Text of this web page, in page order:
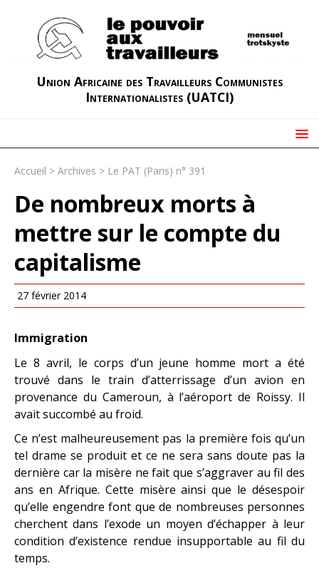
Union Africaine des Travailleurs Communistes
Internationalistes (UATCI)
Accueil > Archives > Le PAT (Paris) n° 391
De nombreux morts à
mettre sur le compte du
capitalisme
27 février 2014
Immigration
Le 8 avril, le corps d’un jeune homme mort a été
trouvé dans le train d’atterrissage d’un avion en
provenance du Cameroun, à l’aéroport de Roissy. Il
avait succombé au froid.
Ce n’est malheureusement pas la première fois qu’un
tel drame se produit et ce ne sera sans doute pas la
dernière car la misère ne fait que s’aggraver au fil des
ans en Afrique. Cette misère ainsi que le désespoir
qu’elle engendre font que de nombreuses personnes
cherchent dans l’exode un moyen d’échapper à leur
condition d’existence rendue insupportable au fil du
temps.